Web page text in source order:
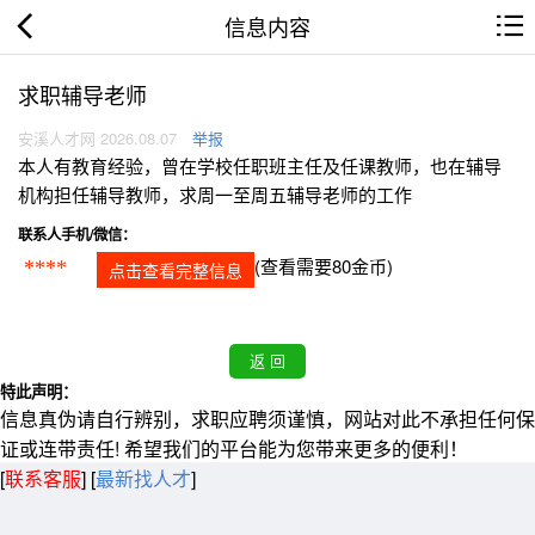
信息内容
求职辅导老师
安溪人才网 2026.08.07 举报
本人有教育经验，曾在学校任职班主任及任课教师，也在辅导
机构担任辅导教师，求周一至周五辅导老师的工作
联系人手机/微信：
**** 点击查看完整信息 (查看需要80金币)
特此声明：
信息真伪请自行辨别，求职应聘须谨慎，网站对此不承担任何保
证或连带责任! 希望我们的平台能为您带来更多的便利！
[联系客服] [最新找人才]